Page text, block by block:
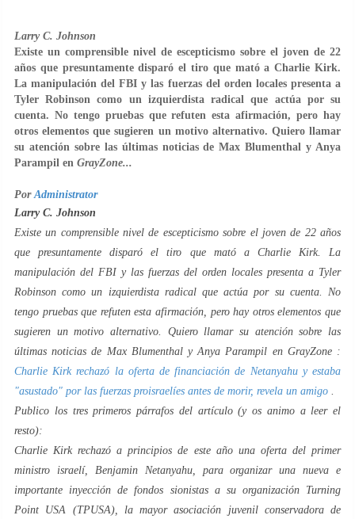
Larry C. Johnson
Existe un comprensible nivel de escepticismo sobre el joven de 22
años que presuntamente disparó el tiro que mató a Charlie Kirk.
La manipulación del FBI y las fuerzas del orden locales presenta a
Tyler Robinson como un izquierdista radical que actúa por su
cuenta. No tengo pruebas que refuten esta afirmación, pero hay
otros elementos que sugieren un motivo alternativo. Quiero llamar
su atención sobre las últimas noticias de Max Blumenthal y Anya
Parampil en GrayZone...
Por Administrator
Larry C. Johnson
Existe un comprensible nivel de escepticismo sobre el joven de 22 años
que presuntamente disparó el tiro que mató a Charlie Kirk. La
manipulación del FBI y las fuerzas del orden locales presenta a Tyler
Robinson como un izquierdista radical que actúa por su cuenta. No
tengo pruebas que refuten esta afirmación, pero hay otros elementos que
sugieren un motivo alternativo. Quiero llamar su atención sobre las
últimas noticias de Max Blumenthal y Anya Parampil en GrayZone:
Charlie Kirk rechazó la oferta de financiación de Netanyahu y estaba
"asustado" por las fuerzas proisraelíes antes de morir, revela un amigo
Publico los tres primeros párrafos del artículo (y os animo a leer el
resto):
Charlie Kirk rechazó a principios de este año una oferta del primer
ministro israelí, Benjamin Netanyahu, para organizar una nueva e
importante inyección de fondos sionistas a su organización Turning
Point USA (TPUSA), la mayor asociación juvenil conservadora de